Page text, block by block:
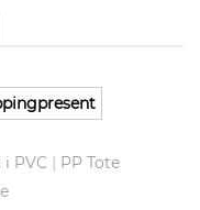
i PVC | PP Tote